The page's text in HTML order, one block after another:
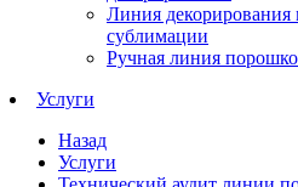
Линия декорирования
сублимации
Ручная линия
Услуги
Назад
Услуги